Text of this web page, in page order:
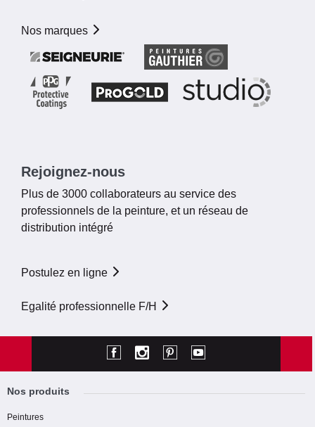
Nos marques
Rejoignez-nous
Plus de 3000 collaborateurs au service des
professionnels de la peinture, et un réseau de
distribution intégré
Postulez en ligne
Egalité professionnelle F/H
Nos produits
Peintures